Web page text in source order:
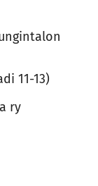
11-13)
ry